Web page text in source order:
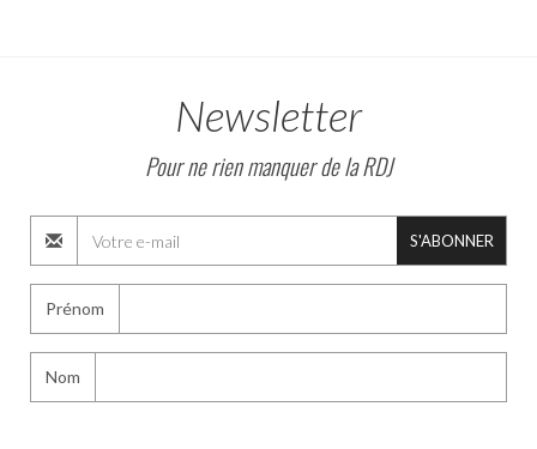
Newsletter
Pour ne rien manquer de la RDJ
S'ABONNER
Prénom
Nom